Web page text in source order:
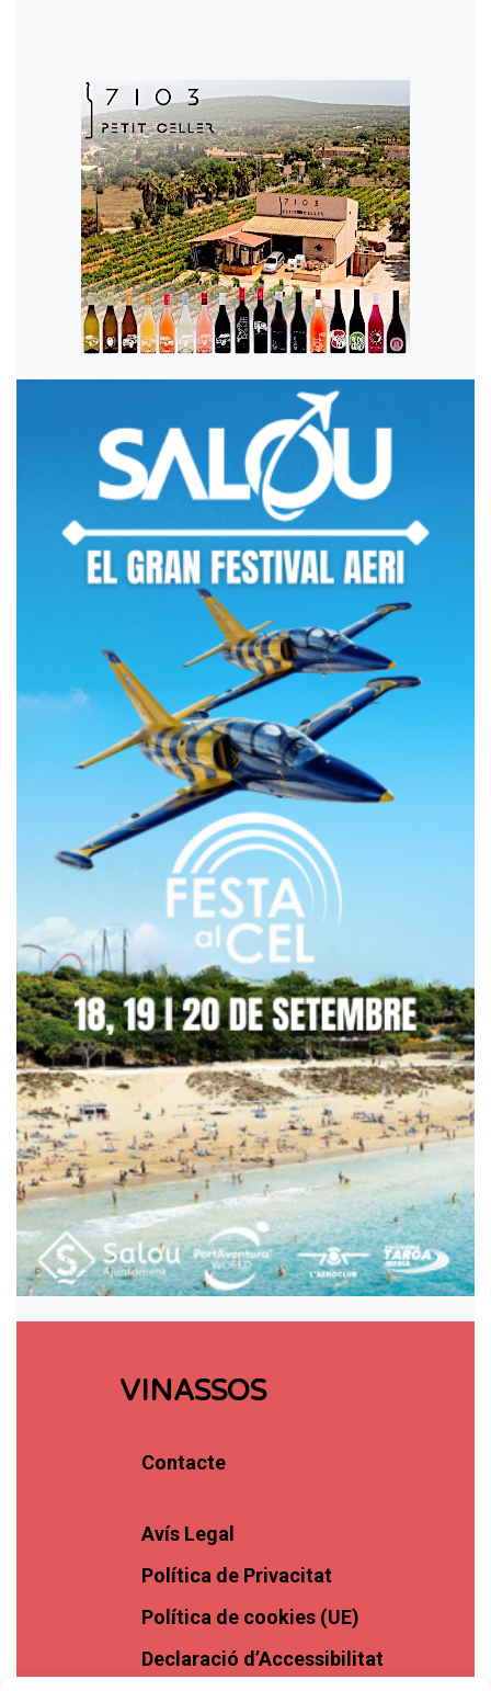
VINASSOS
Contacte
Avís Legal
Política de Privacitat
Política de cookies (UE)
Declaració d’Accessibilitat